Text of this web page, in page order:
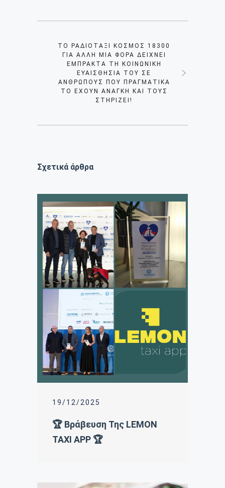
ΤΟ ΡΑΔΙΟΤΑΞΊ ΚΌΣΜΟΣ 18300
ΓΙΑ ΆΛΛΗ ΜΙΑ ΦΟΡΆ ΔΕΊΧΝΕΙ
ΈΜΠΡΑΚΤΑ ΤΗ ΚΟΙΝΩΝΙΚΉ
ΕΥΑΙΣΘΗΣΊΑ ΤΟΥ ΣΕ
ΑΝΘΡΏΠΟΥΣ ΠΟΥ ΠΡΑΓΜΑΤΙΚΆ
ΤΟ ΈΧΟΥΝ ΑΝΆΓΚΗ ΚΑΙ ΤΟΥΣ
ΣΤΗΡΊΖΕΙ!
Σχετικά άρθρα
19/12/2025
🏆 Βράβευση Της LEMON
TAXI APP 🏆